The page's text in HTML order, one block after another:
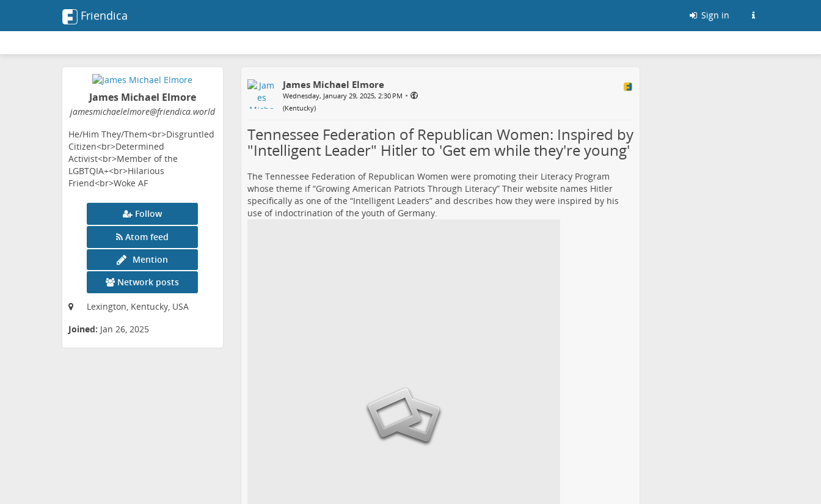
Friendica Sign in
James Michael Elmore
jamesmichaelelmore@friendica.world
He/Him They/Them<br>Disgruntled
Citizen<br>Determined
Activist<br>Member of the
LGBTQIA+<br>Hilarious
Friend<br>Woke AF
Follow
Atom feed
Mention
Network posts
Lexington, Kentucky, USA
Joined: Jan 26, 2025
James Michael Elmore
Wednesday, January 29, 2025, 2:30 PM •
(Kentucky)
Tennessee Federation of Republican Women: Inspired by
"Intelligent Leader" Hitler to 'Get em while they're young'
The Tennessee Federation of Republican Women were promoting their Literacy Program
whose theme if “Growing American Patriots Through Literacy” Their website names Hitler
specifically as one of the “Intelligent Leaders” and describes how they were inspired by his
use of indoctrination of the youth of Germany.